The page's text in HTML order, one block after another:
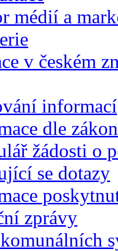
médií a
v českém
informací
dle
žádosti o
se dotazy
zprávy